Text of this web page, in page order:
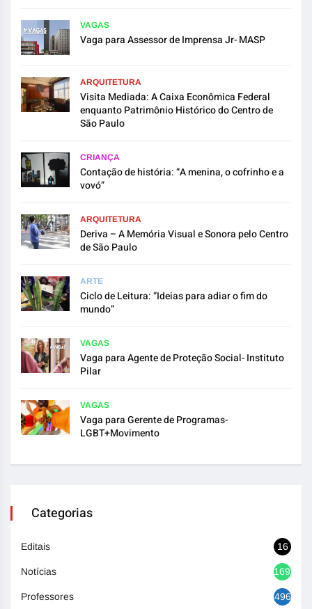
VAGAS
Vaga para Assessor de Imprensa Jr- MASP
ARQUITETURA
Visita Mediada: A Caixa Econômica Federal
enquanto Patrimônio Histórico do Centro de
São Paulo
CRIANÇA
Contação de história: “A menina, o cofrinho e a
vovó”
ARQUITETURA
Deriva – A Memória Visual e Sonora pelo Centro
de São Paulo
ARTE
Ciclo de Leitura: “Ideias para adiar o fim do
mundo”
VAGAS
Vaga para Agente de Proteção Social- Instituto
Pilar
VAGAS
Vaga para Gerente de Programas-
LGBT+Movimento
Categorias
Editais 16
Notícias 1692
Professores 496